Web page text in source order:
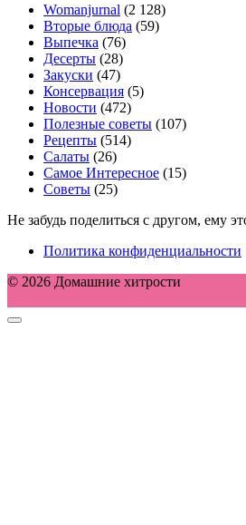
Womanjurnal (2 128)
Вторые блюда (59)
Выпечка (76)
Десерты (28)
Закуски (47)
Консервация (5)
Новости (472)
Полезные советы (107)
Рецепты (514)
Салаты (26)
Самое Интересное (15)
Советы (25)
Не забудь поделиться с другом, ему
Политика конфиденциальности
© 2026 Домашние хитрости